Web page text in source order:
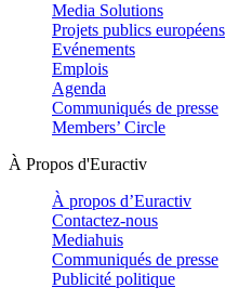
Media Solutions
Projets publics européens
Evénements
Emplois
Agenda
Communiqués de presse
Members’ Circle
À Propos d'Euractiv
À propos d’Euractiv
Contactez-nous
Mediahuis
Communiqués de presse
Publicité politique